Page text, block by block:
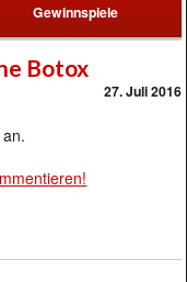
Gewinnspiele
Botox
27. Juli 2016